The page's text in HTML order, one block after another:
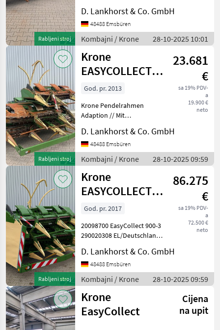
Rabljeni stroj
Autoscan Tip hedera/
adaptera: Heder/ adapter
za kukuruz Kombajni
Adapteri za kombajne
D. Lankhorst & Co. GmbH
48488 Emsbüren
Kombajni / Krone 28-10-2025 10:01
Rabljeni stroj
Krone
EASYCOLLECT
753
23.681
€
sa 19% PDV-
a
19.900 €
neto
God. pr. 2013
Krone Pendelrahmen
Adaption // Mit
Bodenkopierung // mit
Autoscan Tip hedera/
adaptera: Heder/ adapter
za kukuruz Kombajni
Adapteri za kombaj
D. Lankhorst & Co. GmbH
48488 Emsbüren
Kombajni / Krone 28-10-2025 09:59
Rabljeni stroj
Krone
EASYCOLLECT
900-3
86.275
€
sa 19% PDV-
a
72.500 €
neto
God. pr. 2017
20098700 EasyCollect 900-3
290020308 EL/Deutschland
Pendelrahmen 04/0410 mit
Reihenerkennung 05/0510
mit Bodenkopierung
06/0610 mit AutoScan
D. Lankhorst & Co. GmbH
48488 Emsbüren
Kombajni / Krone 28-10-2025 09:59
Krone
EasyCollect
Cijena
na upit